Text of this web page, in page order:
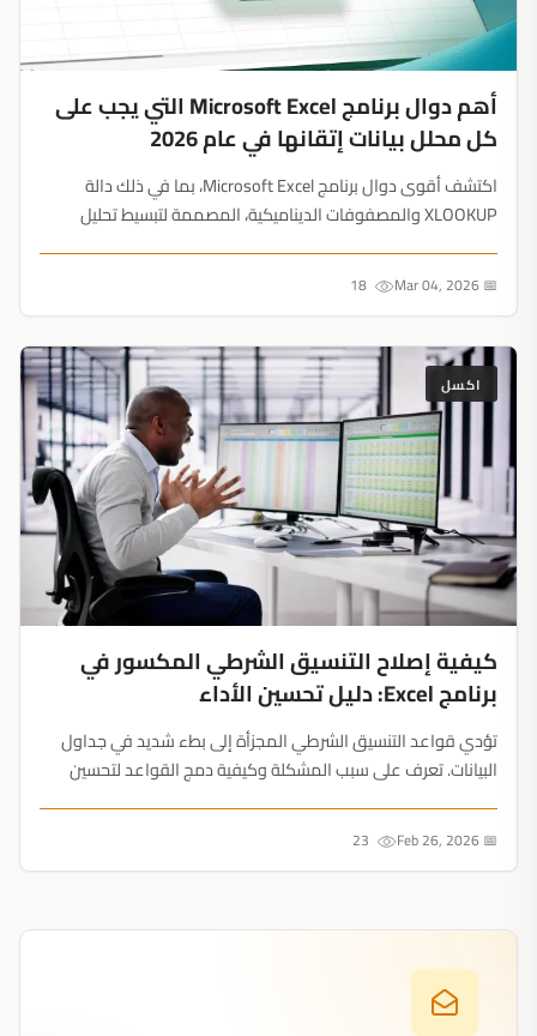
أهم دوال برنامج Microsoft Excel التي يجب على
كل محلل بيانات إتقانها في عام 2026
اكتشف أقوى دوال برنامج Microsoft Excel، بما في ذلك دالة
XLOOKUP والمصفوفات الديناميكية، المصممة لتبسيط تحليل
📅 Mar 04, 2026
اكسل
كيفية إصلاح التنسيق الشرطي المكسور في
برنامج Excel: دليل تحسين الأداء
تؤدي قواعد التنسيق الشرطي المجزأة إلى بطء شديد في جداول
البيانات. تعرف على سبب المشكلة وكيفية دمج القواعد لتحسين
📅 Feb 26, 2026